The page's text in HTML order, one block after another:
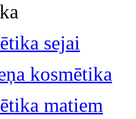
sejai
kosmētika
matiem